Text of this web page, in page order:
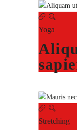
Yoga
Stretching